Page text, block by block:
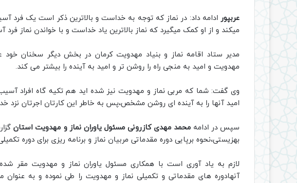
عربپور ادامه داد: در نماز که توجه به خداست و بالاترین ذکر است یک فرد
میکند و از او کمک میگیرد که نماز بالاترین یاد خداست و با خواندن نماز
مدیر ستاد اقامه نماز و بنیاد مهدویت کرمان در بخش دیگر سخنان خود
مهدویت و امید به منجی راه را روشن تر و امید به آینده را بیشتر می کند.
وی گفت: شما که مربی نماز و مهدویت نیز شده اید هم تکیه گاه افراد
امید آنها را به آینده ای روشن مشخص،پس به خاطر این کارتان اجرتان نزد
سپس در ادامهمحمد مهدی کازرونی مسئول یاوران نماز و مهدویت استان
بهزیستی،نحوه برپایی دوره مقدماتی مربیان نماز و برنامه ریزی برای دوره تکمیلی
لازم به یاد آوری است با همکاری مسئول یاوران نماز و مهدویت مقر
آنهادوره های مقدماتی و تکمیلی نماز و مهدویت را طی نموده و به عنوان